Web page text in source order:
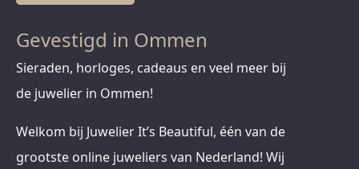
Gevestigd in Ommen
Sieraden, horloges, cadeaus en veel meer bij
de juwelier in Ommen!
Welkom bij Juwelier It’s Beautiful, één van de
grootste online juweliers van Nederland! Wij